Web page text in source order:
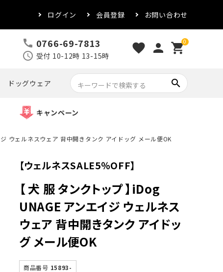
ログイン 会員登録 お問い合わせ
call 0766-69-7813
schedule 受付 10-12時 13-15時
favorite person 0
shopping_cart
ドッグウェア search
キャンペーン
ウェルネスウェア 背中開きタンク アイドッグ メール便OK
【ウェルネスSALE5％OFF】
【 犬 服 タンクトップ 】iDog
UNAGE アンエイジ ウェルネス
ウェア 背中開きタンク アイドッ
グ メール便OK
商品番号 15893-